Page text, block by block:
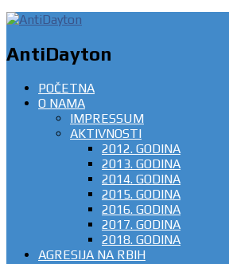
AntiDayton
POČETNA
O NAMA
IMPRESSUM
AKTIVNOSTI
2012. GODINA
2013. GODINA
2014. GODINA
2015. GODINA
2016. GODINA
2017. GODINA
2018. GODINA
AGRESIJA NA RBIH